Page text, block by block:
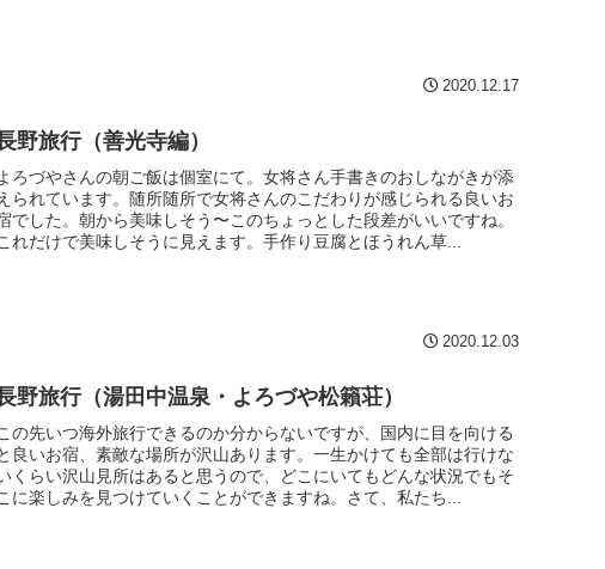
2020.12.17
野旅行（善光寺編）
ろづやさんの朝ご飯は個室にて。女将さん手書きのおしながきが添
られています。随所随所で女将さんのこだわりが感じられる良いお
でした。朝から美味しそう〜このちょっとした段差がいいですね。
れだけで美味しそうに見えます。手作り豆腐とほうれん草...
2020.12.03
野旅行（湯田中温泉・よろづや松籟荘）
の先いつ海外旅行できるのか分からないですが、国内に目を向ける
良いお宿、素敵な場所が沢山あります。一生かけても全部は行けな
くらい沢山見所はあると思うので、どこにいてもどんな状況でもそ
に楽しみを見つけていくことができますね。さて、私たち...